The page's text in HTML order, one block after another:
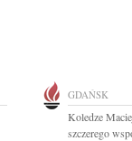
GDAŃSK
Koledze
szczerego